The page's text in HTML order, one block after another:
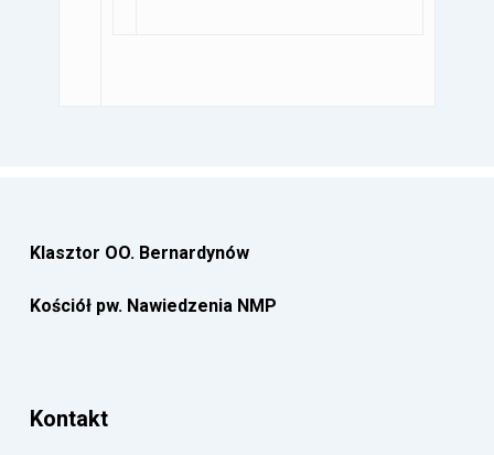
Klasztor OO. Bernardynów
Kościół pw. Nawiedzenia NMP
Kontakt